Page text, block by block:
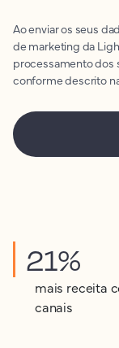
Ao enviar os seus
de marketing da
processamento dos
conforme descrito
21%
mais receita
canais